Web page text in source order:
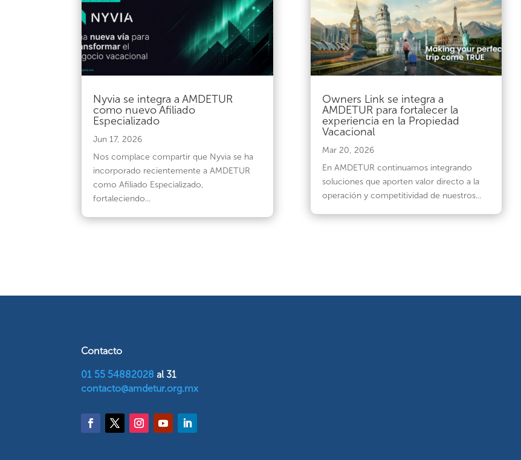
Nyvia se integra a AMDETUR
como nuevo Afiliado
Especializado
Jun 17, 2026
Nos complace compartir que Nyvia se ha
incorporado recientemente a AMDETUR
como Afiliado Especializado,
fortaleciendo...
Owners Link se integra a
AMDETUR para fortalecer la
experiencia en la Propiedad
Vacacional
Mar 20, 2026
En AMDETUR continuamos integrando
soluciones que aporten valor directo a la
operación y competitividad de nuestros...
Contacto
01 55 54882028 al 31
contacto@amdetur.org.mx